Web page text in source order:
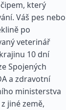
který
Váš pes nebo
po
veterinář
10 dní
Spojených
a zdravotní
ministerstva
jiné země,